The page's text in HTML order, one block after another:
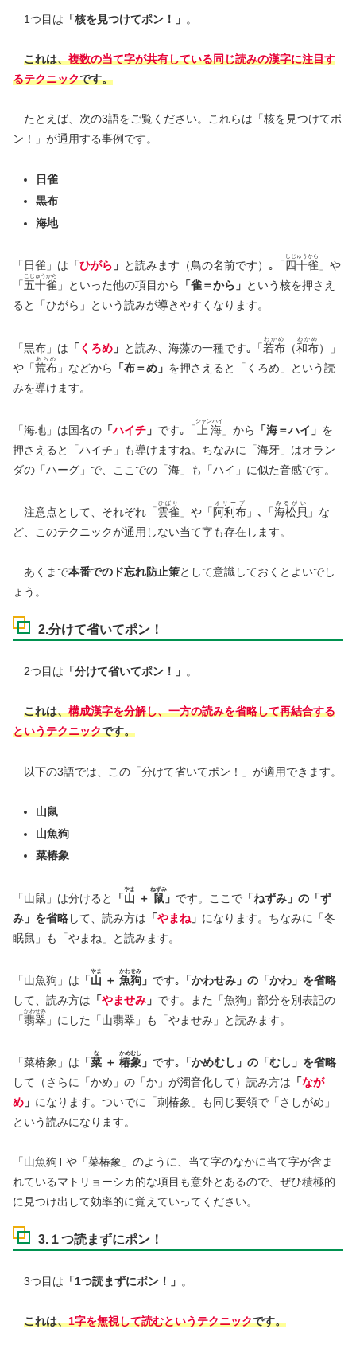
1つ目は 「核を見つけてポン！」 。
これは、複数の当て字が共有している同じ読みの漢字に注目す
るテクニックです。
たとえば、次の3語をご覧ください。これらは「核を見つけてポ
ン！」が通用する事例です。
日雀
黒布
海地
「日雀」は 「ひがら 」 と読みます（鳥の名前です）｡「四十雀
しじゅうから
」や
「五十雀
ごじゅうから
」といった他の項目から 「雀＝から」 という核を押さえ
ると「ひがら」という読みが導きやすくなります。
「黒布」は 「 くろめ 」 と読み、海藻の一種です｡「若布
わかめ
（和布
わかめ
）」
や「荒布
あらめ
」などから 「布＝め」 を押さえると「くろめ」という読
みを導けます。
「海地」は国名の 「ハイチ 」 です｡「 上海
シャンハイ
」から 「海＝ハイ」 を
押さえると「ハイチ」も導けますね。ちなみに「海牙」はオラン
ダの「ハーグ」で、ここでの「海」も「ハイ」に似た音感です。
注意点として、それぞれ「雲雀
ひばり
」や「 阿利布
オリーブ
」､「海松貝
みるがい
」な
ど、このテクニックが通用しない当て字も存在します。
あくまで本番でのド忘れ防止策として意識しておくとよいでし
ょう。
2.分けて省いてポン！
2つ目は 「分けて省いてポン！」 。
これは、構成漢字を分解し、一方の読みを省略して再結合する
というテクニックです。
以下の3語では、この「分けて省いてポン！」が適用できます。
山鼠
山魚狗
菜椿象
「山鼠」は分けると 「山
やま
＋ 鼠
ねずみ
」 です。ここで 「ねずみ」の「ず
み」を省略して、読み方は 「やまね 」 になります。ちなみに「冬
眠鼠」も「やまね」と読みます。
「山魚狗」は 「山
やま
＋ 魚狗
かわせみ
」 です｡
「かわせみ」の「かわ」を省略
して、読み方は 「やませみ 」 です。また「魚狗」部分を別表記の
「翡翠
かわせみ
」にした「山翡翠」も「やませみ」と読みます。
「菜椿象」は 「菜
な
＋ 椿象
かめむし
」 です｡
「かめむし」の「むし」を省略
して（さらに「かめ」の「か」が濁音化して）読み方は 「なが
め 」 になります。ついでに「刺椿象」も同じ要領で「さしがめ」
という読みになります。
「山魚狗｣ や「菜椿象」のように、当て字のなかに当て字が含ま
れているマトリョーシカ的な項目も意外とあるので、ぜひ積極的
に見つけ出して効率的に覚えていってください。
3.１つ読まずにポン！
3つ目は 「1つ読まずにポン！」 。
これは、1字を無視して読むというテクニックです。